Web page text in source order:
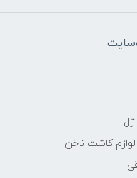
ژل
کاشت ناخن